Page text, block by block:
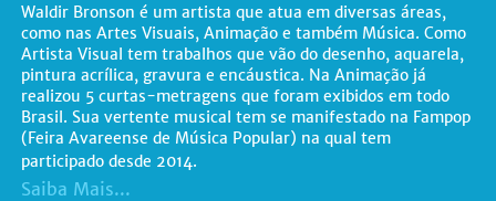
Waldir Bronson é um artista que atua em diversas áreas,
como nas Artes Visuais, Animação e também Música. Como
Artista Visual tem trabalhos que vão do desenho, aquarela,
pintura acrílica, gravura e encáustica. Na Animação já
realizou 5 curtas-metragens que foram exibidos em todo
Brasil. Sua vertente musical tem se manifestado na Fampop
(Feira Avareense de Música Popular) na qual tem
participado desde 2014.
Saiba Mais...